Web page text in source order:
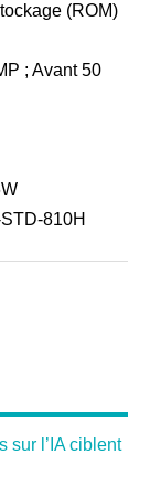
(ROM)
; Avant 50
810H
sur l’IA ciblent